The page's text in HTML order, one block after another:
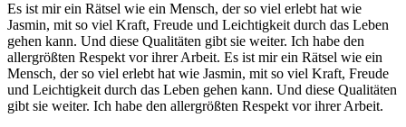
Es ist mir ein Rätsel wie ein Mensch, der so viel erlebt hat wie
Jasmin, mit so viel Kraft, Freude und Leichtigkeit durch das Leben
gehen kann. Und diese Qualitäten gibt sie weiter. Ich habe den
allergrößten Respekt vor ihrer Arbeit. Es ist mir ein Rätsel wie ein
Mensch, der so viel erlebt hat wie Jasmin, mit so viel Kraft, Freude
und Leichtigkeit durch das Leben gehen kann. Und diese Qualitäten
gibt sie weiter. Ich habe den allergrößten Respekt vor ihrer Arbeit.